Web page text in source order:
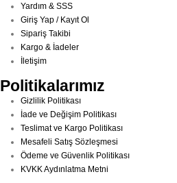
Yardım & SSS
Giriş Yap / Kayıt Ol
Sipariş Takibi
Kargo & İadeler
İletişim
Politikalarımız
Gizlilik Politikası
İade ve Değişim Politikası
Teslimat ve Kargo Politikası
Mesafeli Satış Sözleşmesi
Ödeme ve Güvenlik Politikası
KVKK Aydınlatma Metni